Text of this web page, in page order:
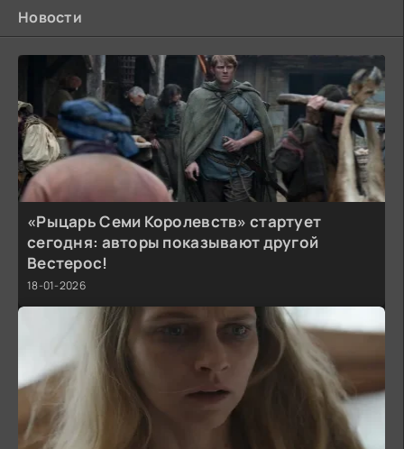
Новости
«Рыцарь Семи Королевств» стартует
сегодня: авторы показывают другой
Вестерос!
18-01-2026